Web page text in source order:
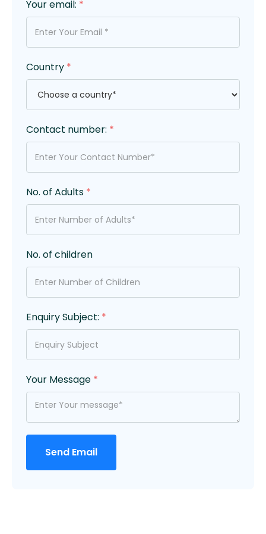
Your email: *
Country *
Contact number: *
No. of Adults *
No. of children
Enquiry Subject: *
Your Message *
Send Email